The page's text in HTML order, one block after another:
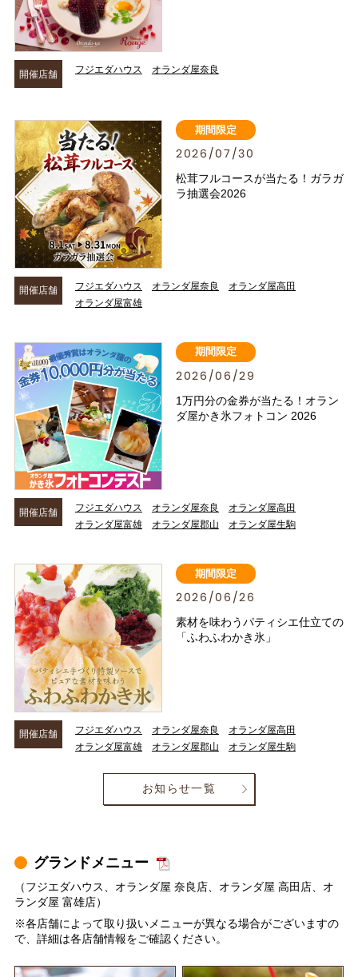
開催店舗 フジエダハウス オランダ屋奈良
期間限定
2026/07/30
松茸フルコースが当たる！ガラガ
ラ抽選会2026
開催店舗 フジエダハウス オランダ屋奈良
オランダ屋高田
オランダ屋富雄
期間限定
2026/06/29
1万円分の金券が当たる！オラン
ダ屋かき氷フォトコン 2026
開催店舗 フジエダハウス オランダ屋奈良
オランダ屋高田
オランダ屋富雄
オランダ屋郡山 オランダ屋生駒
期間限定
2026/06/26
素材を味わうパティシエ仕立ての
「ふわふわかき氷」
開催店舗 フジエダハウス オランダ屋奈良
オランダ屋高田
オランダ屋富雄
オランダ屋郡山 オランダ屋生駒
お知らせ一覧
グランドメニュー
（フジエダハウス、オランダ屋 奈良店、オランダ屋 高田店、オ
ランダ屋 富雄店）
※各店舗によって取り扱いメニューが異なる場合がございますの
で、詳細は各店舗情報をご確認ください。